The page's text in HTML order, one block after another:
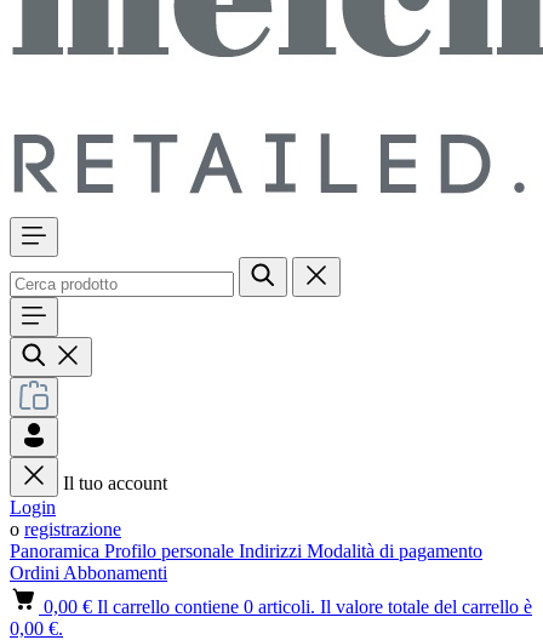
Il tuo account
Login
o registrazione
Panoramica Profilo personale Indirizzi Modalità di pagamento
Ordini Abbonamenti
0,00 € Il carrello contiene 0 articoli. Il valore totale del carrello è
0,00 €.